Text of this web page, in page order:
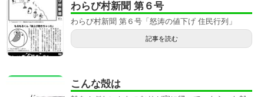
わらび村新聞 第６号
わらび村新聞 第６号「怒涛の値下げ 住民行列」
記事を読む
こんな殻は